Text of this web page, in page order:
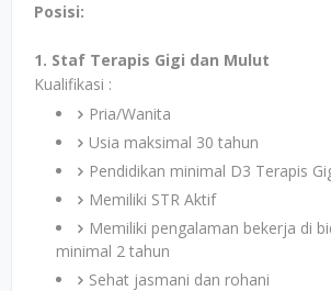
Posisi:
1. Staf Terapis Gigi dan Mulut
Kualifikasi :
Pria/Wanita
Usia maksimal 30 tahun
Pendidikan minimal D3 Terapis
Memiliki STR Aktif
Memiliki pengalaman bekerja di
minimal 2 tahun
Sehat jasmani dan rohani